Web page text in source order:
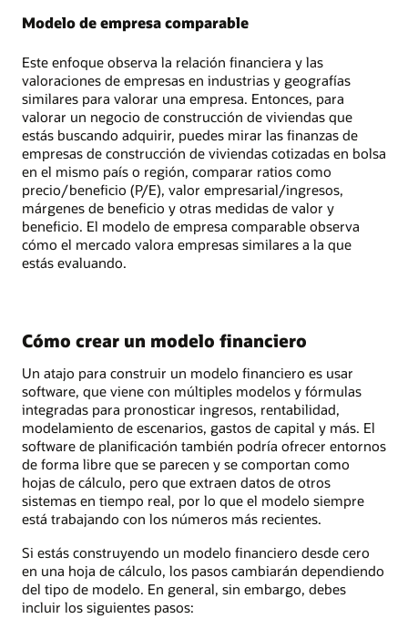
Modelo de empresa comparable
Este enfoque observa la relación financiera y las
valoraciones de empresas en industrias y geografías
similares para valorar una empresa. Entonces, para
valorar un negocio de construcción de viviendas que
estás buscando adquirir, puedes mirar las finanzas de
empresas de construcción de viviendas cotizadas en bolsa
en el mismo país o región, comparar ratios como
precio/beneficio (P/E), valor empresarial/ingresos,
márgenes de beneficio y otras medidas de valor y
beneficio. El modelo de empresa comparable observa
cómo el mercado valora empresas similares a la que
estás evaluando.
Cómo crear un modelo financiero
Un atajo para construir un modelo financiero es usar
software, que viene con múltiples modelos y fórmulas
integradas para pronosticar ingresos, rentabilidad,
modelamiento de escenarios, gastos de capital y más. El
software de planificación también podría ofrecer entornos
de forma libre que se parecen y se comportan como
hojas de cálculo, pero que extraen datos de otros
sistemas en tiempo real, por lo que el modelo siempre
está trabajando con los números más recientes.
Si estás construyendo un modelo financiero desde cero
en una hoja de cálculo, los pasos cambiarán dependiendo
del tipo de modelo. En general, sin embargo, debes
incluir los siguientes pasos: